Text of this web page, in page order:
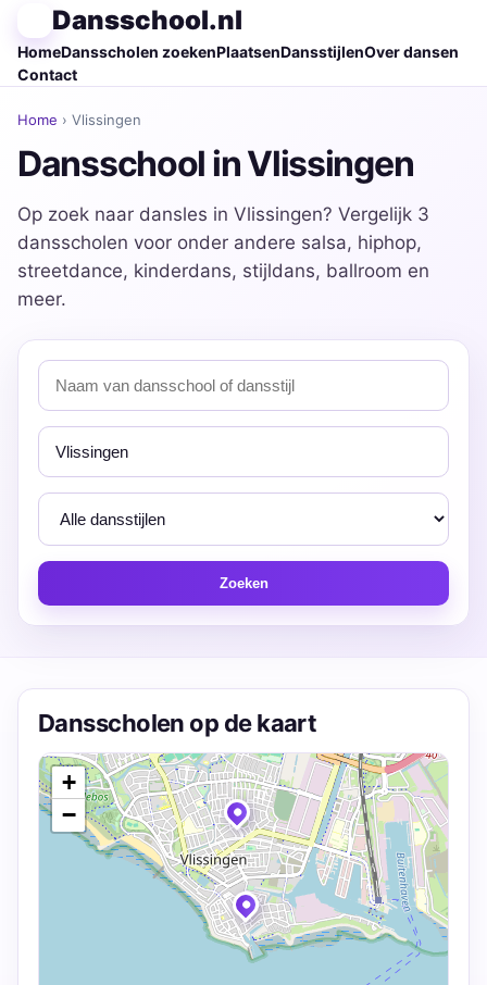
Dansschool.nl
HomeDansscholen zoekenPlaatsenDansstijlenOver dansen
Contact
Home › Vlissingen
Dansschool in Vlissingen
Op zoek naar dansles in Vlissingen? Vergelijk 3
dansscholen voor onder andere salsa, hiphop,
streetdance, kinderdans, stijldans, ballroom en
meer.
Zoeken
Dansscholen op de kaart
+
−